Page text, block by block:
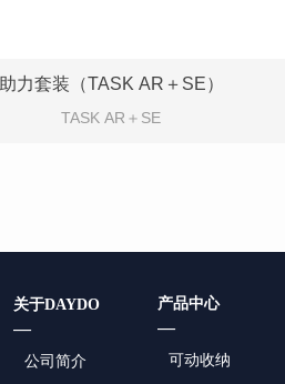
助力套装（TASK AR＋SE）
TASK AR＋SE
产品中心
—
可动收纳
关于DAYDO
—
公司简介